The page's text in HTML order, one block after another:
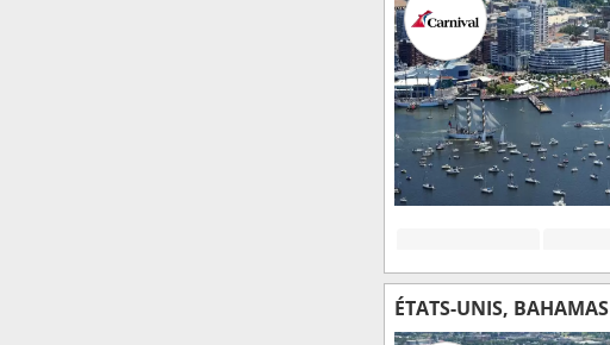
ÉTATS-UNIS, BAHAMAS